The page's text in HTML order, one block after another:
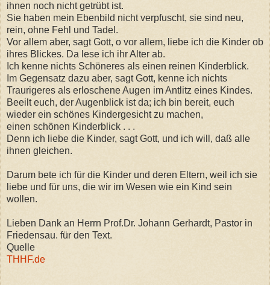
ihnen noch nicht getrübt ist.
Sie haben mein Ebenbild nicht verpfuscht, sie sind neu,
rein, ohne Fehl und Tadel.
Vor allem aber, sagt Gott, o vor allem, liebe ich die Kinder ob
ihres Blickes. Da lese ich ihr Alter ab.
Ich kenne nichts Schöneres als einen reinen Kinderblick.
Im Gegensatz dazu aber, sagt Gott, kenne ich nichts
Traurigeres als erloschene Augen im Antlitz eines Kindes.
Beeilt euch, der Augenblick ist da; ich bin bereit, euch
wieder ein schönes Kindergesicht zu machen,
einen schönen Kinderblick . . .
Denn ich liebe die Kinder, sagt Gott, und ich will, daß alle
ihnen gleichen.
Darum bete ich für die Kinder und deren Eltern, weil ich sie
liebe und für uns, die wir im Wesen wie ein Kind sein
wollen.
Lieben Dank an Herrn Prof.Dr. Johann Gerhardt, Pastor in
Friedensau. für den Text.
Quelle
THHF.de